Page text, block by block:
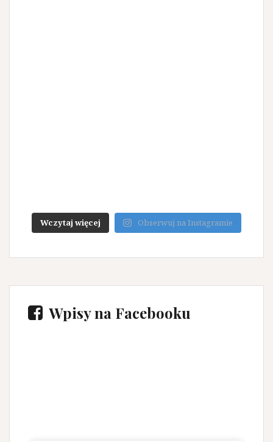
Wczytaj więcej Obserwuj na Instagramie
Wpisy na Facebooku